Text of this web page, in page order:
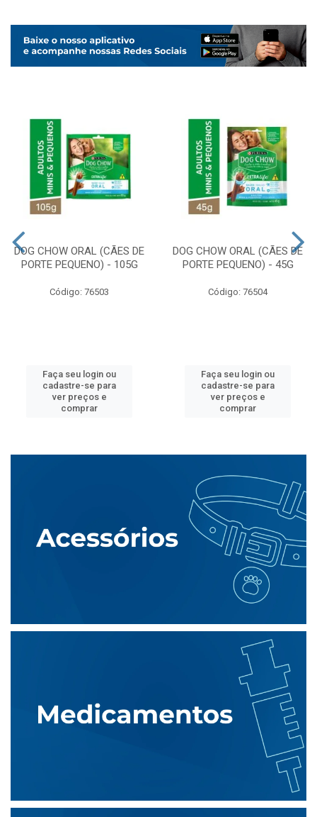
DOG CHOW ORAL (CÃES DE
PORTE PEQUENO) - 105G
Código: 76503
Faça seu login ou
cadastre-se para
ver preços e
comprar
DOG CHOW ORAL (CÃES DE
PORTE PEQUENO) - 45G
Código: 76504
Faça seu login ou
cadastre-se para
ver preços e
comprar